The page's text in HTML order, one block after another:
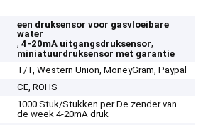
een druksensor voor gasvloeibare
water
,4-20mA uitgangsdruksensor,
miniatuurdruksensor met garantie
T/T, Western Union, MoneyGram, Paypal
CE, ROHS
1000 Stuk/Stukken per De zender van
de week 4-20mA druk